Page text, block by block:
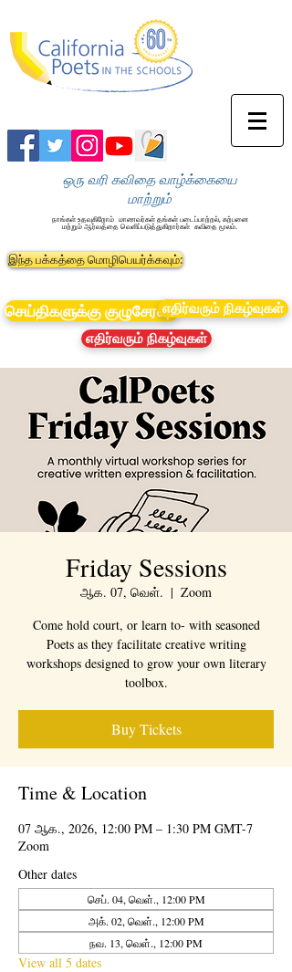
ஒரு வரி கவிதை வாழ்க்கையை
மாற்றும்
நாங்கள் உதவுகிறோம் மாணவர்கள் தங்கள் படைப்பாற்றல், கற்பனை
மற்றும் ஆர்வத்தை வெளிப்படுத்துகிறார்கள் கவிதை மூலம்.
இந்த பக்கத்தை மொழிபெயர்க்கவும்:
செய்திகளுக்கு குழுசேரவும்எதிர்வரும் நிகழ்வுகள்
எதிர்வரும் நிகழ்வுகள்
Friday Sessions
ஆக. 07, வெள்.
  |
Zoom
Come hold court, or learn to- with seasoned
Poets as they facilitate creative writing
workshops designed to grow your own literary
toolbox.
Buy Tickets
Time & Location
07 ஆக., 2026, 12:00 PM – 1:30 PM GMT-7
Zoom
Other dates
செப். 04, வெள்., 12:00 PM
அக். 02, வெள்., 12:00 PM
நவ. 13, வெள்., 12:00 PM
View all 5 dates